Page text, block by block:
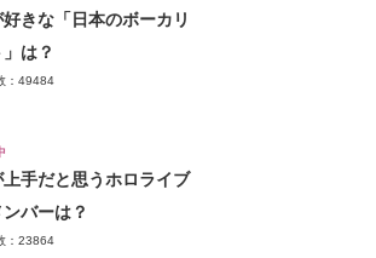
きな「日本のボーカリ
」は？
：49484
上手だと思うホロライブ
バーは？
：23864